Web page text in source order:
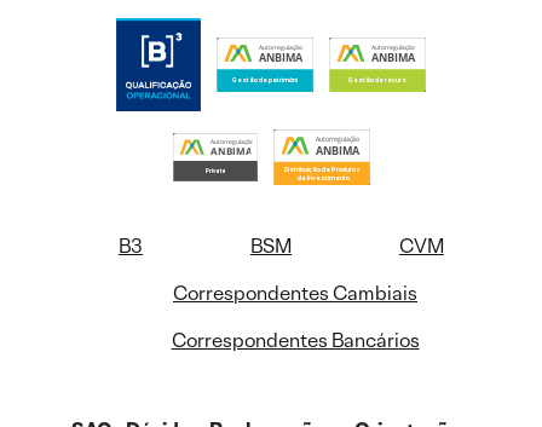
B3 BSM
CVM
Correspondentes Cambiais
Correspondentes Bancários